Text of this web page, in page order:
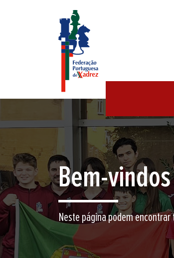
Encontre
Junte-se a nós neste jogo